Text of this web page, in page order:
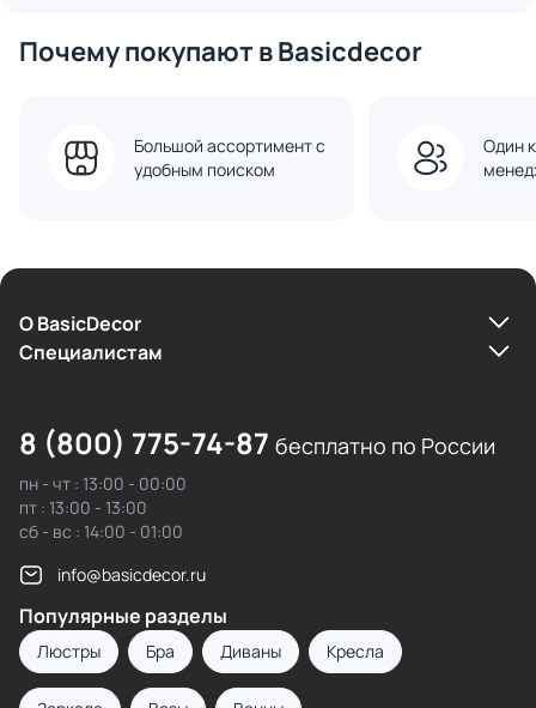
Почему покупают в Basicdecor
Большой ассортимент с
удобным поиском
Один
О BasicDecor
Cпециалистам
8 (800) 775-74-87 бесплатно по России
пн - чт : 13:00 - 00:00
пт : 13:00 - 13:00
сб - вс : 14:00 - 01:00
info@basicdecor.ru
Популярные разделы
Люстры Бра Диваны Кресла